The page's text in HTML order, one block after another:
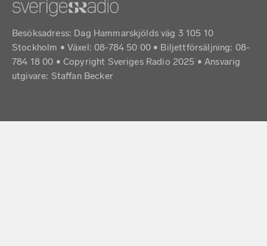
Besöksadress: Dag Hammarskjölds väg 3 105 10
Stockholm • Växel: 08-784 50 00 • Biljettförsäljning: 08-
784 18 00 • Copyright Sveriges Radio 2025 •Ansvarig
utgivare: Staffan Becker